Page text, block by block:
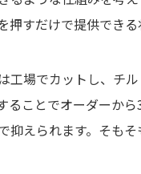
押すだけで提供できる
工場でカットし、チ
ることでオーダーか
抑えられます。そも